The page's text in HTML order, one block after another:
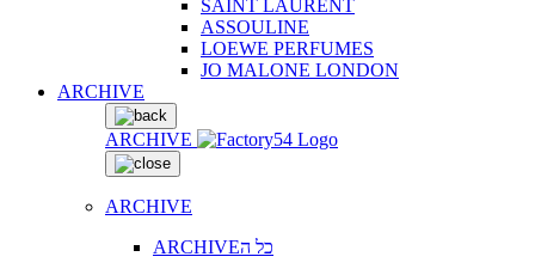
SAINT LAURENT
ASSOULINE
LOEWE PERFUMES
JO MALONE LONDON
ARCHIVE
ARCHIVE
ARCHIVE
ARCHIVEכל ה